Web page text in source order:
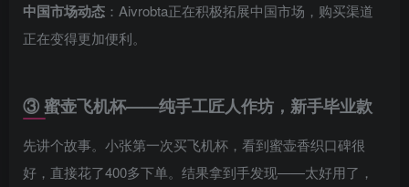
中国市场动态 ：Aivrobta正在积极拓展中国市场，购买渠道
正在变得更加便利。
③ 蜜壶飞机杯——纯手工匠人作坊，新手毕业款
先讲个故事。小张第一次买飞机杯，看到蜜壶香织口碑很
好，直接花了400多下单。结果拿到手发现——太好用了，